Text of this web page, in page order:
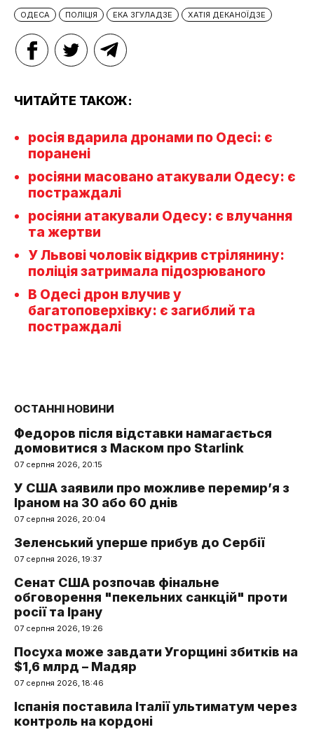
ОДЕСА ПОЛІЦІЯ ЕКА ЗГУЛАДЗЕ ХАТІЯ ДЕКАНОЇДЗЕ
ЧИТАЙТЕ ТАКОЖ:
росія вдарила дронами по Одесі: є
поранені
росіяни масовано атакували Одесу: є
постраждалі
росіяни атакували Одесу: є влучання
та жертви
У Львові чоловік відкрив стрілянину:
поліція затримала підозрюваного
В Одесі дрон влучив у
багатоповерхівку: є загиблий та
постраждалі
ОСТАННІ НОВИНИ
Федоров після відставки намагається
домовитися з Маском про Starlink
07 серпня 2026, 20:15
У США заявили про можливе перемир’я з
Іраном на 30 або 60 днів
07 серпня 2026, 20:04
Зеленський уперше прибув до Сербії
07 серпня 2026, 19:37
Сенат США розпочав фінальне
обговорення "пекельних санкцій" проти
росії та Ірану
07 серпня 2026, 19:26
Посуха може завдати Угорщині збитків на
$1,6 млрд – Мадяр
07 серпня 2026, 18:46
Іспанія поставила Італії ультиматум через
контроль на кордоні